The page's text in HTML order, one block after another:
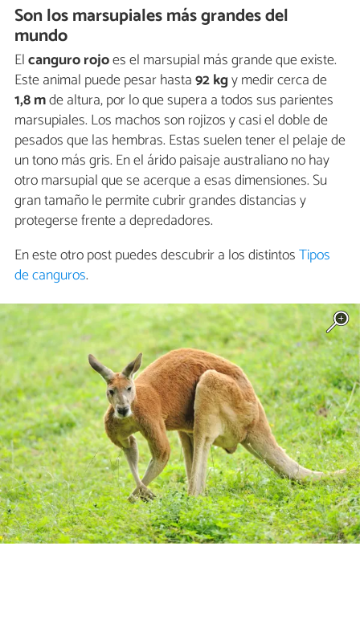
Son los marsupiales más grandes del
mundo
Elcanguro rojoes el marsupial más grande que existe.
Este animal puede pesar hasta92 kgy medir cerca de
1,8 mde altura, por lo que supera a todos sus parientes
marsupiales. Los machos son rojizos y casi el doble de
pesados que las hembras. Estas suelen tener el pelaje de
un tono más gris. En el árido paisaje australiano no hay
otro marsupial que se acerque a esas dimensiones. Su
gran tamaño le permite cubrir grandes distancias y
protegerse frente a depredadores.
En este otro post puedes descubrir a los distintosTipos
de canguros.